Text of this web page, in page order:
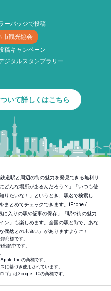
ーバッジで投稿
観光協会
稿キャンペーン
ジタルスタンプラリー
いて詳しくはこちら
道駅と周辺の街の魅力を発見できる無料サ
どんな場所があるんだろう？」「いつも使
りたいな！」というとき、駅名で検索し
まとめてチェックできます。iPhone /
入りの駅や記事の保存」「駅や街の魅力
ン」も楽しめます。全国の駅と街で、あな
偶然との出逢い）がありますように！
商標です。
出願中です。
Inc.の商標です。
に基づき使用されています。
ゴ」はGoogle LLCの商標です。